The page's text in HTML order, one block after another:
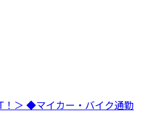
！＞ ◆マイカー・バイク通勤